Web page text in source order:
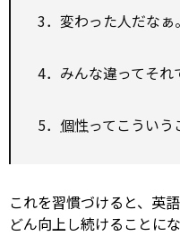
3．変わった人だなぁ。
4．みんな違ってそれ
5． 個性ってこういう
これを習慣づけると、英
どん向上し続けることに